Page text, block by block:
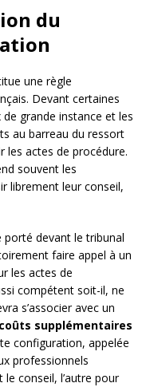
du
une règle
Devant certaines
grande instance et les
au barreau du ressort
les actes de procédure.
souvent les
librement leur conseil,
devant le tribunal
faire appel à un
les actes de
compétent soit-il, ne
s’associer avec un
coûts supplémentaires
configuration, appelée
professionnels
le conseil, l’autre pour